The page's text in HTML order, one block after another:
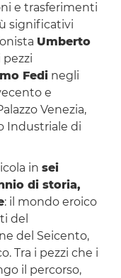
e trasferimenti
significativi
Umberto
pezzi
Fedinegli
e
Venezia,
Industriale di
in sei
di storia,
: il mondo eroico
del
del Seicento,
Tra i pezzi che i
il percorso,